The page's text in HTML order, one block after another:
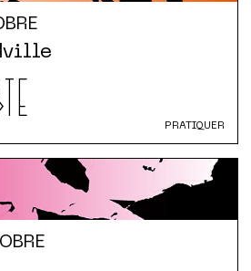
PRATIQUER